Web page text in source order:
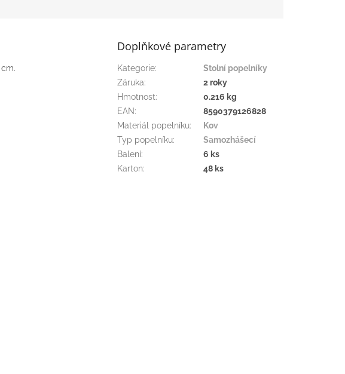
Doplňkové parametry
Kategorie:
Stolní popelníky
Záruka:
2 roky
Hmotnost:
0.216 kg
EAN:
8590379126828
Materiál popelníku:
Kov
Typ popelníku:
Samozhášecí
Balení:
6 ks
Karton: 48 ks